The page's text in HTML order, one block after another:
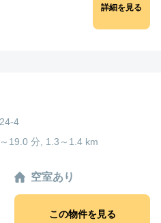
詳細を見る
4
19.0 分, 1.3～1.4 km
空室あり
この物件を見る